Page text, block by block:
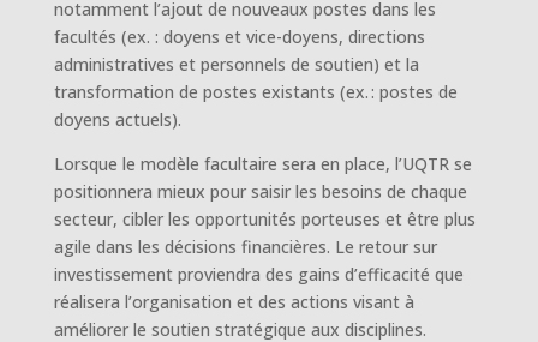
notamment l’ajout de nouveaux postes dans les
facultés (ex. : doyens et vice-doyens, directions
administratives et personnels de soutien) et la
transformation de postes existants (ex. : postes de
doyens actuels).
Lorsque le modèle facultaire sera en place, l’UQTR se
positionnera mieux pour saisir les besoins de chaque
secteur, cibler les opportunités porteuses et être plus
agile dans les décisions financières. Le retour sur
investissement proviendra des gains d’efficacité que
réalisera l’organisation et des actions visant à
améliorer le soutien stratégique aux disciplines.